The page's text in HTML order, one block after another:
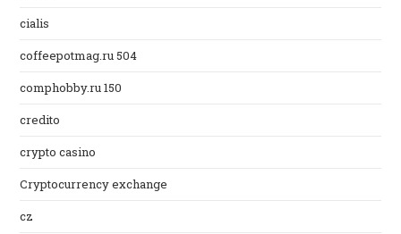
cialis
coffeepotmag.ru 504
comphobby.ru 150
credito
crypto casino
Cryptocurrency exchange
cz